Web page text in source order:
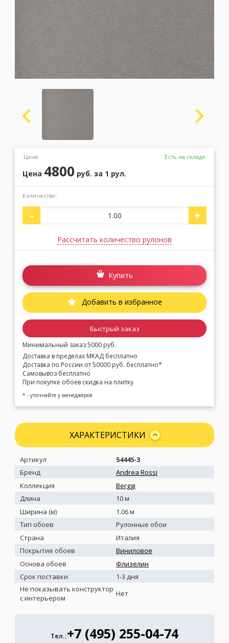
Москва (сменить город)
Заказать обратный звонок
Цена Есть на складе
Цена 4800 руб. за 1 рул.
Количество:
- +
Рассчитать количество рулонов
Купить
Добавить в избранное
Быстрый заказ
Минимальный заказ 5000 руб.
Доставка в пределах МКАД бесплатно
Доставка по России от 50000 руб. бесплатно*
Самовывоз бесплатно
При покупке обоев скидка на плитку
* - уточняйте у менеджеров
ХАРАКТЕРИСТИКИ
Артикул
54445-3
Бренд
Andrea Rossi
Коллекция
Berggi
Длина
10 м
Ширина (м)
1.06 м
Тип обоев
Рулонные обои
Страна
Италия
Покрытие обоев
Виниловое
Основа обоев
Флизелин
Срок поставки
1-3 дня
Не показывать конструктор
с интерьером
Нет
Тел.:+7 (495) 255-04-74